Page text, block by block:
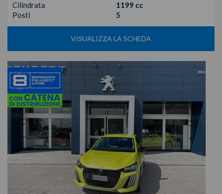
Cilindrata
1199 cc
Posti
5
VISUALIZZA LA SCHEDA